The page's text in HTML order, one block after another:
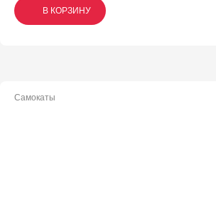
В КОРЗИНУ
В КОРЗИНУ
В КОРЗИНУ
Самокаты